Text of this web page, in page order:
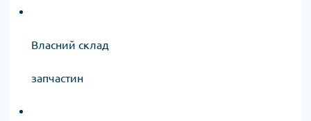
Власний склад
запчастин